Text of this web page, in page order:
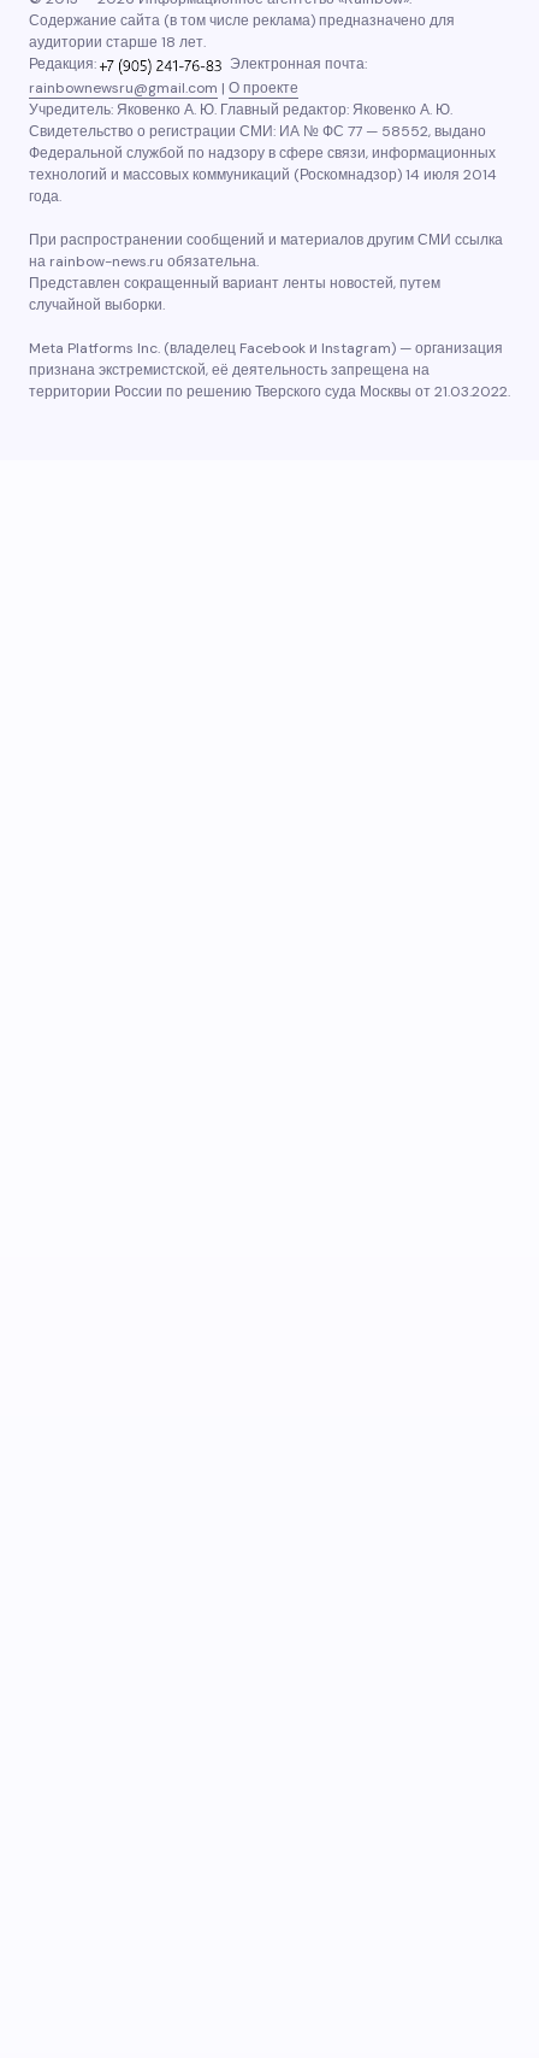
Содержание сайта (в том числе реклама) предназначено для
аудитории старше 18 лет.
Редакция:
Электронная почта:
rainbownewsru@gmail.com | О проекте
Учредитель: Яковенко А. Ю. Главный редактор: Яковенко А. Ю.
Свидетельство о регистрации СМИ: ИА № ФС 77 — 58552, выдано
Федеральной службой по надзору в сфере связи, информационных
технологий и массовых коммуникаций (Роскомнадзор) 14 июля 2014
года.
При распространении сообщений и материалов другим СМИ ссылка
на rainbow-news.ru обязательна.
Представлен сокращенный вариант ленты новостей, путем
случайной выборки.
Meta Platforms Inc. (владелец Facebook и Instagram) — организация
признана экстремистской, её деятельность запрещена на
территории России по решению Тверского суда Москвы от 21.03.2022.